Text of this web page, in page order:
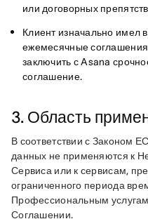
или договорных
Клиент изначально имел
ежемесячные
заключить с Asana
соглашение.
3. Область
В соответствии с Законом
данных не применяются к
Сервиса или к сервисам,
ограниченного периода
Профессиональным
Соглашении.